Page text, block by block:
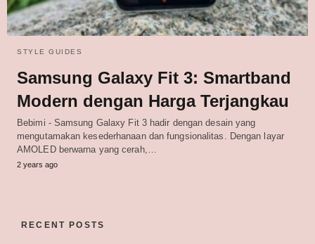
STYLE GUIDES
Samsung Galaxy Fit 3: Smartband
Modern dengan Harga Terjangkau
Bebimi - Samsung Galaxy Fit 3 hadir dengan desain yang
mengutamakan kesederhanaan dan fungsionalitas. Dengan layar
AMOLED berwarna yang cerah,…
2 years ago
RECENT POSTS